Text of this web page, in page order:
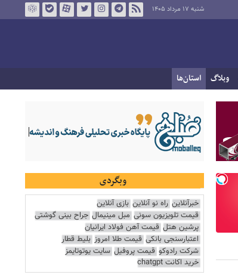
شنبه ۱۷ مرداد ۱۴۰۵
وبلاگ استان‌ها
وبگردی
خبرآنلاین راه نو آنلاین بازی آنلاین
قیمت تلویزیون سونی مبل مینیمال جراح بینی گوشتی
پرشین هتل قیمت آهن فولاد ایرانیان
اعتبارسنجی بانکی قیمت طلا امروز بلیط قطار
شرکت رادوکو قیمت پروفیل سایت یوتوتایمز
خرید اکانت chatgpt